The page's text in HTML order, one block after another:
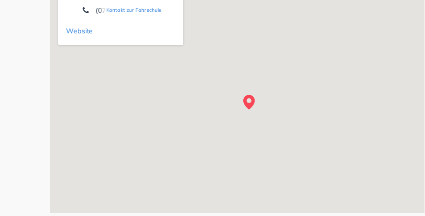
Kontakt zur Fahrschule
(07195) 9 77 22 01
Website